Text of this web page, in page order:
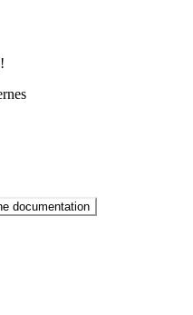
documentation